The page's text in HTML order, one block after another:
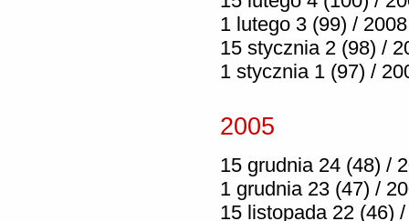
1 lutego 3 (99) / 2008
15 stycznia 2 (98) /
1 stycznia 1 (97) /
2005
15 grudnia 24 (48) /
1 grudnia 23 (47) /
15 listopada 22 (46) /